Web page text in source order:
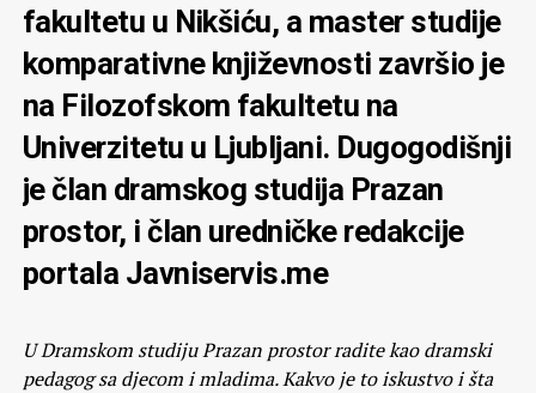
fakultetu u Nikšiću, a master studije
komparativne književnosti završio je
na Filozofskom fakultetu na
Univerzitetu u Ljubljani. Dugogodišnji
je član dramskog studija Prazan
prostor, i član uredničke redakcije
portala Javniservis.me
U Dramskom studiju Prazan prostor radite kao dramski
pedagog sa djecom i mladima. Kakvo je to iskustvo i šta